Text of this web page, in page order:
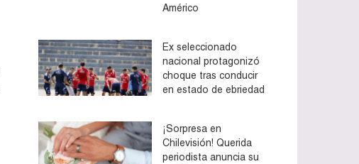
Américo
Ex seleccionado
nacional protagonizó
choque tras conducir
en estado de ebriedad
¡Sorpresa en
Chilevisión! Querida
periodista anuncia su